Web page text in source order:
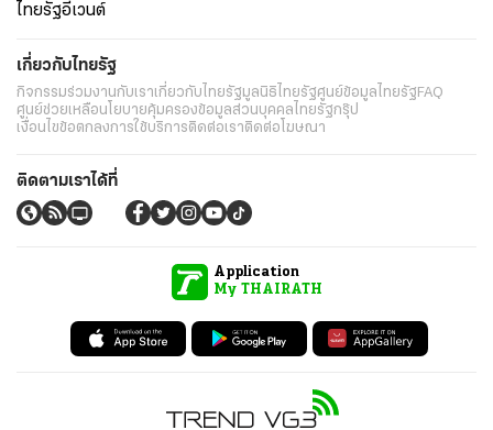
ไทยรัฐอีเวนต์
เกี่ยวกับไทยรัฐ
กิจกรรมร่วมงานกับเราเกี่ยวกับไทยรัฐมูลนิธิไทยรัฐศูนย์ข้อมูลไทยรัฐFAQ
ศูนย์ช่วยเหลือนโยบายคุ้มครองข้อมูลส่วนบุคคลไทยรัฐกรุ๊ป
เงื่อนไขข้อตกลงการใช้บริการติดต่อเราติดต่อโฆษณา
ติดตามเราได้ที่
Application
My THAIRATH